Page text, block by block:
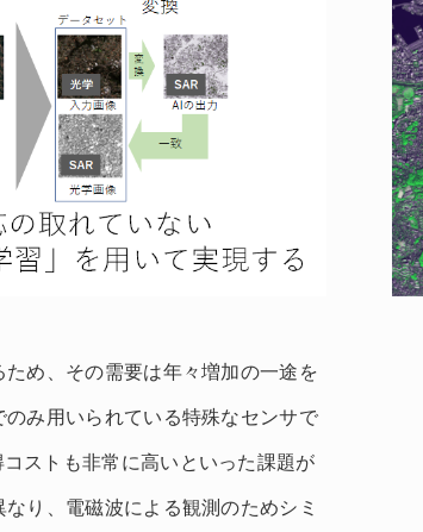
め、その需要は年々増加の一途を
み用いられている特殊なセンサで
ストも非常に高いといった課題が
り、電磁波による観測のためシミ